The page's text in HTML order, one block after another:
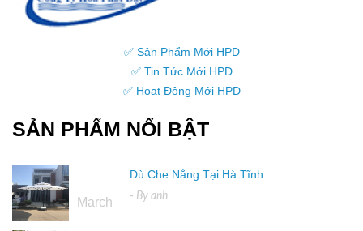
✅ Sản Phẩm Mới HPD
✅ Tin Tức Mới HPD
✅ Hoạt Động Mới HPD
SẢN PHẨM NỔI BẬT
March
Dù Che Nắng Tại Hà Tĩnh
- By anh